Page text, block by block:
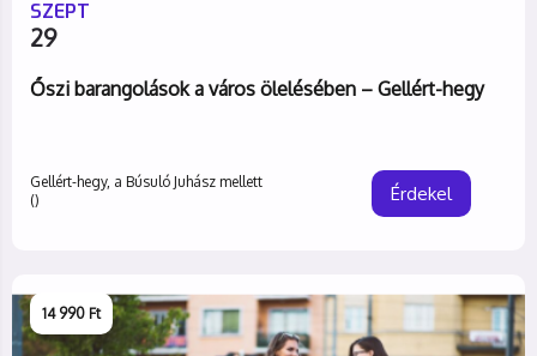
SZEPT
29
Őszi barangolások a város ölelésében – Gellért-hegy
Gellért-hegy, a Búsuló Juhász mellett
()
Érdekel
14 990 Ft